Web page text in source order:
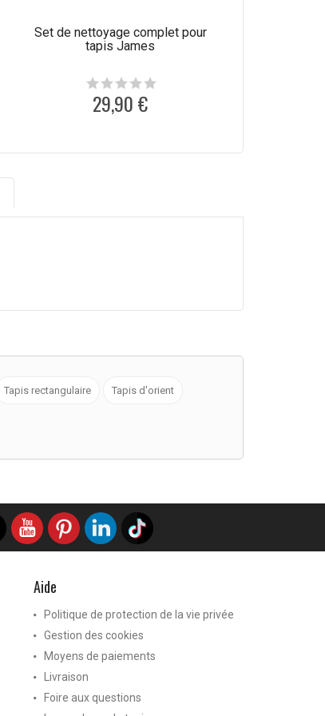
Set de nettoyage complet pour
tapis James
29,90 €
Tapis rectangulaire Tapis d'orient
Aide
Politique de protection de la vie privée
Gestion des cookies
Moyens de paiements
Livraison
Foire aux questions